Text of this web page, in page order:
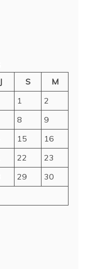
J S
M
1
2
8
9
15
16
22
23
29
30